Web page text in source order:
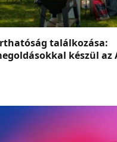
találkozása:
készül az